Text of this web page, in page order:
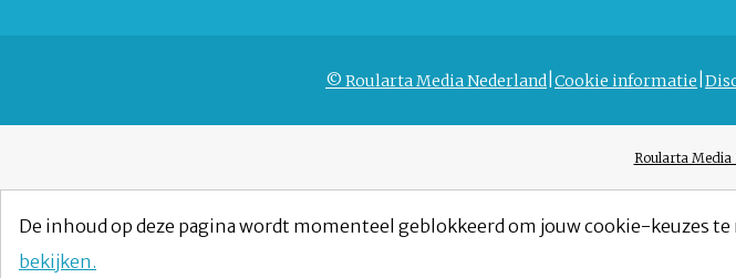
© Roularta Media Nederland Cookie informatie
Roularta
De inhoud op deze pagina wordt momenteel geblokkeerd om jouw cookie-keuzes te
bekijken.